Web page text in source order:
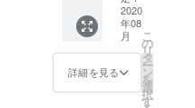
ます。
※浴衣の
サイズ
はフ
リーサ
らのお
気持ち
をあり
がたく
頂戴
し、御
礼のお
2020
年08
月
詳細を見る
こ
の
リ
タ
ー
ン
を
選
択
す